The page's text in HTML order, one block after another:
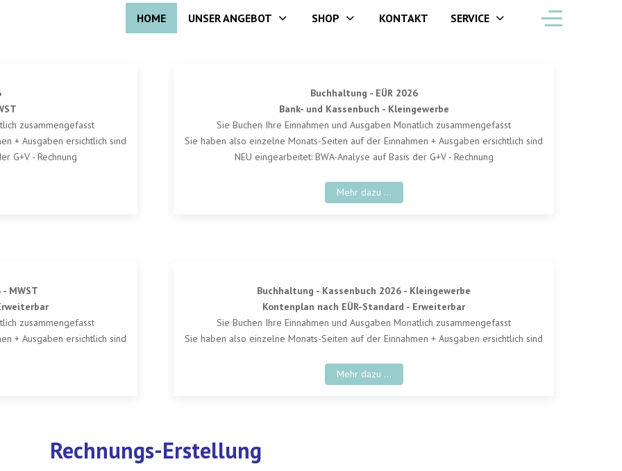
HOME UNSER ANGEBOT SHOP KONTAKT SERVICE
zusammengefasst
+ Ausgaben ersichtlich sind
G+V - Rechnung
Buchhaltung - EÜR 2026
Bank- und Kassenbuch - Kleingewerbe
Sie Buchen Ihre Einnahmen und Ausgaben Monatlich zusammengefasst
Sie haben also einzelne Monats-Seiten auf der Einnahmen + Ausgaben ersichtlich sind
NEU eingearbeitet: BWA-Analyse auf Basis der G+V - Rechnung
Mehr dazu ...
MWST
zusammengefasst
+ Ausgaben ersichtlich sind
Buchhaltung - Kassenbuch 2026 - Kleingewerbe
Kontenplan nach EÜR-Standard - Erweiterbar
Sie Buchen Ihre Einnahmen und Ausgaben Monatlich zusammengefasst
Sie haben also einzelne Monats-Seiten auf der Einnahmen + Ausgaben ersichtlich sind
Mehr dazu ...
Rechnungs-Erstellung